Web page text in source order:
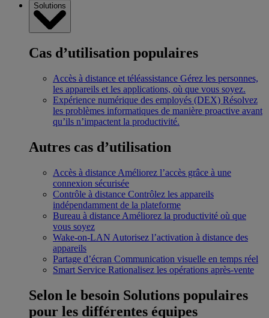
Solutions
Cas d’utilisation populaires
Accès à distance et téléassistance Gérez les personnes,
les appareils et les applications, où que vous soyez.
Expérience numérique des employés (DEX) Résolvez
les problèmes informatiques de manière proactive avant
qu’ils n’impactent la productivité.
Autres cas d’utilisation
Accès à distance Améliorez l’accès grâce à une
connexion sécurisée
Contrôle à distance Contrôlez les appareils
indépendamment de la plateforme
Bureau à distance Améliorez la productivité où que
vous soyez
Wake-on-LAN Autorisez l’activation à distance des
appareils
Partage d’écran Communication visuelle en temps réel
Smart Service Rationalisez les opérations après-vente
Selon le besoin Solutions populaires
pour les différentes équipes